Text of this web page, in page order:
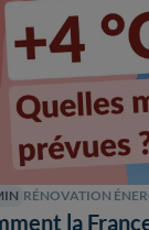
RÉNOVATION
la